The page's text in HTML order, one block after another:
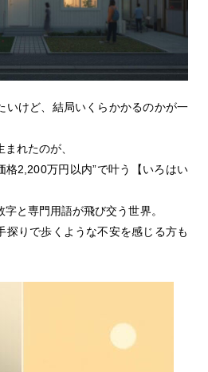
いけど、結局いくらかかるのかが一
れたのが、
格2,200万円以内”で叶う【いろはい
と専門用語が飛び交う世界。
探りで歩くような不安を感じる方も